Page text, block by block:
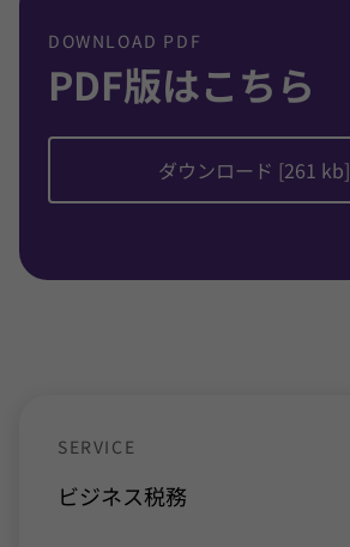
DOWNLOAD PDF
PDF版はこちら
ダウンロード [261 kb]
SERVICE
ビジネス税務